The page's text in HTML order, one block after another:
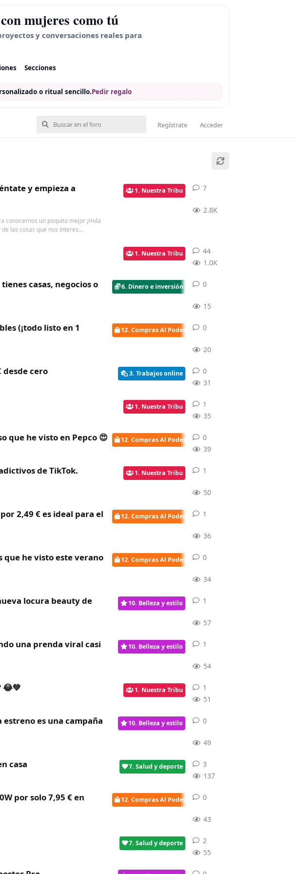
mujeres como tú
y conversaciones reales para
Secciones
o ritual sencillo.Pedir regalo
Regístrate Acceder
y empieza a
1. Nuestra Tribu
2.8K
conocernos un poquito mejor ¡Hola
las cosas que nos interes...
7
1. Nuestra Tribu
1.0K
44
casas, negocios o
6. Dinero e inversión
15
0
(¡todo listo en 1
12. Compras Al Poder
20
0
desde cero 3. Trabajos online
31
0
1. Nuestra Tribu
35
1
que he visto en Pepco 😍 12. Compras Al Poder
39
0
de TikTok.
1. Nuestra Tribu
50
1
2,49 € es ideal para el
12. Compras Al Poder
36
1
que he visto este verano
12. Compras Al Poder
34
0
locura beauty de
10. Belleza y estilo
57
1
una prenda viral casi
10. Belleza y estilo
54
1
😂💚 1. Nuestra Tribu
51
1
estreno es una campaña
10. Belleza y estilo
49
0
casa 7. Salud y deporte
137
3
por solo 7,95 € en
12. Compras Al Poder
43
0
7. Salud y deporte
55
2